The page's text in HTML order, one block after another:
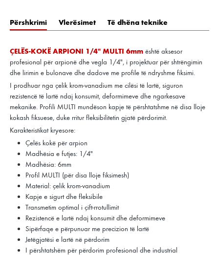
Përshkrimi Vlerësimet Të dhëna teknike
ÇELËS-KOKË ARPIONI 1/4" MULTI 6mm është aksesor
profesional për arpionë dhe vegla 1/4", i projektuar për shtrëngimin
dhe lirimin e bulonave dhe dadove me profile të ndryshme fiksimi.
I prodhuar nga çelik krom-vanadium me cilësi të lartë, siguron
rezistencë të lartë ndaj konsumit, deformimeve dhe ngarkesave
mekanike. Profili MULTI mundëson kapje të përshtatshme në disa lloje
kokash fiksuese, duke rritur fleksibilitetin gjatë përdorimit.
Karakteristikat kryesore:
Çelës kokë për arpion
Madhësia e futjes: 1/4"
Madhësia: 6mm
Profil MULTI (për disa lloje fiksimesh)
Material: çelik krom-vanadium
Kapje e sigurt dhe fleksibile
Transmetim optimal i çift-rrotullimit
Rezistencë e lartë ndaj konsumit dhe deformimeve
Sipërfaqe e përpunuar me precizion të lartë
Jetëgjatësi e lartë në përdorim
I përshtatshëm për përdorim profesional dhe industrial